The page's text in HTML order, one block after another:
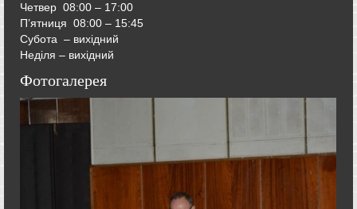
Четвер 08:00 – 17:00
П’ятниця 08:00 – 15:45
Субота – вихідний
Неділя – вихідний
Фотогалерея